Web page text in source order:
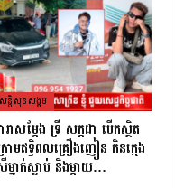
សន្តិសុខសង្គម
រាសម្ដែង ទ្រី សក្កដា បើកស្ថិត
ោមឥទ្ធិពលគ្រឿងញៀន កិនក្មេង
ម្នាក់ស្លាប់ និងម្ដាយ…